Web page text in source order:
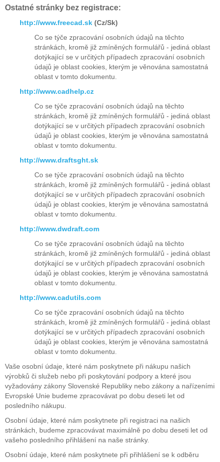
Ostatné stránky bez registrace:
http://www.freecad.sk (Cz/Sk)
Co se týče zpracování osobních údajů na těchto
stránkách, kromě již zmíněných formulářů - jediná oblast
dotýkající se v určitých případech zpracování osobních
údajů je oblast cookies, kterým je věnována samostatná
oblast v tomto dokumentu.
http://www.cadhelp.cz
Co se týče zpracování osobních údajů na těchto
stránkách, kromě již zmíněných formulářů - jediná oblast
dotýkající se v určitých případech zpracování osobních
údajů je oblast cookies, kterým je věnována samostatná
oblast v tomto dokumentu.
http://www.draftsght.sk
Co se týče zpracování osobních údajů na těchto
stránkách, kromě již zmíněných formulářů - jediná oblast
dotýkající se v určitých případech zpracování osobních
údajů je oblast cookies, kterým je věnována samostatná
oblast v tomto dokumentu.
http://www.dwdraft.com
Co se týče zpracování osobních údajů na těchto
stránkách, kromě již zmíněných formulářů - jediná oblast
dotýkající se v určitých případech zpracování osobních
údajů je oblast cookies, kterým je věnována samostatná
oblast v tomto dokumentu.
http://www.cadutils.com
Co se týče zpracování osobních údajů na těchto
stránkách, kromě již zmíněných formulářů - jediná oblast
dotýkající se v určitých případech zpracování osobních
údajů je oblast cookies, kterým je věnována samostatná
oblast v tomto dokumentu.
Vaše osobní údaje, které nám poskytnete při nákupu našich
výrobků či služeb nebo při poskytování podpory a které jsou
vyžadovány zákony Slovenské Republiky nebo zákony a nařízeními
Evropské Unie budeme zpracovávat po dobu deseti let od
posledního nákupu.
Osobní údaje, které nám poskytnete při registraci na našich
stránkách, budeme zpracovávat maximálně po dobu deseti let od
vašeho posledního přihlášení na naše stránky.
Osobní údaje, které nám poskytnete při přihlášení se k odběru